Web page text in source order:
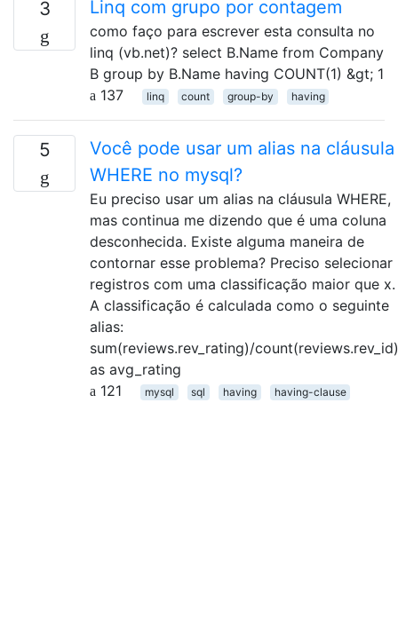
3 Linq com grupo por contagem
como faço para escrever esta consulta no
linq (vb.net)? select B.Name from Company
B group by B.Name having COUNT(1) &gt; 1
137
linq count group-by having
5
Você pode usar um alias na cláusula
WHERE no mysql?
Eu preciso usar um alias na cláusula WHERE,
mas continua me dizendo que é uma coluna
desconhecida. Existe alguma maneira de
contornar esse problema? Preciso selecionar
registros com uma classificação maior que x.
A classificação é calculada como o seguinte
alias:
sum(reviews.rev_rating)/count(reviews.rev_id)
as avg_rating
121
mysql sql having having-clause